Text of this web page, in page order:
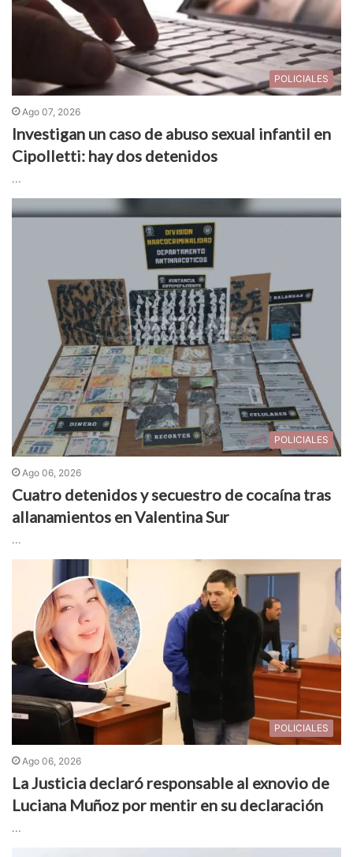
POLICIALES
Ago 07, 2026
Investigan un caso de abuso sexual infantil en
Cipolletti: hay dos detenidos
...
POLICIALES
Ago 06, 2026
Cuatro detenidos y secuestro de cocaína tras
allanamientos en Valentina Sur
...
POLICIALES
Ago 06, 2026
La Justicia declaró responsable al exnovio de
Luciana Muñoz por mentir en su declaración
...